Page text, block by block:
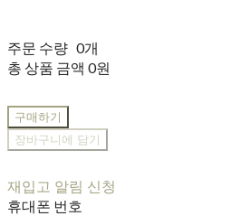
주문 수량 0개
총 상품 금액 0원
구매하기
장바구니에 담기
재입고 알림 신청
휴대폰 번호